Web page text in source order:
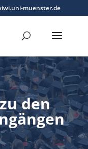
muenster.de
den